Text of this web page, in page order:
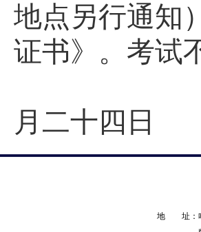
地点另行通知
证书》。考试
月二十四日
地 址：哈